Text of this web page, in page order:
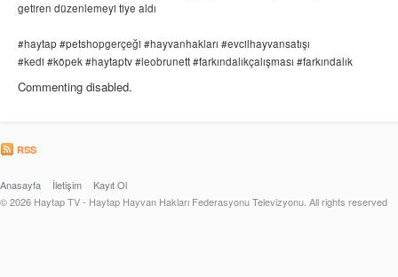
getiren düzenlemeyi tiye aldı
#haytap #petshopgerçeği #hayvanhakları #evcilhayvansatışı
#kedi #köpek#haytaptv#leobrunett#farkındalıkçalışması #farkındalık
Commenting disabled.
RSS
Anasayfa İletişim
Kayıt Ol
© 2026 Haytap TV - Haytap Hayvan Hakları Federasyonu Televizyonu. All rights reserved